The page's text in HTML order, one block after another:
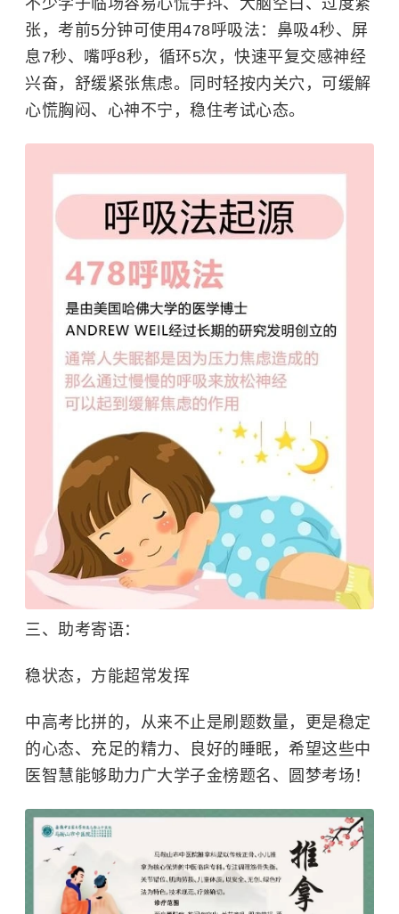
不少学子临场容易心慌手抖、大脑空白、过度紧
张，考前5分钟可使用478呼吸法： 鼻吸4秒、屏
息7秒、嘴呼8秒，循环5次，快速平复交感神经
兴奋，舒缓紧张焦虑。同时轻按内关穴，可缓解
心慌胸闷、心神不宁，稳住考试心态。
三、助考寄语：
稳状态，方能超常发挥
中高考比拼的，从来不止是刷题数量，更是稳定
的心态、充足的精力、良好的睡眠 ，希望这些中
医智慧能够助力广大学子金榜题名、圆梦考场！